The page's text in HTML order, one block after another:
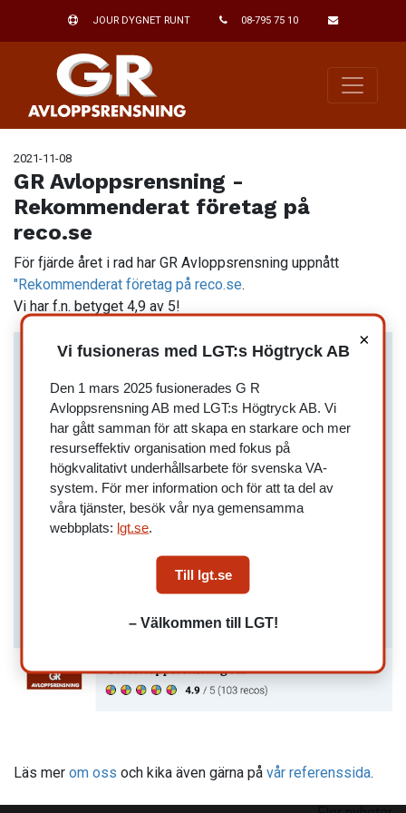
JOUR DYGNET RUNT 08-795 75 10
2021-11-08
GR Avloppsrensning -
Rekommenderat företag på
reco.se
För fjärde året i rad har GR Avloppsrensning uppnått
"Rekommenderat företag på reco.se.
Vi har f.n. betyget 4,9 av 5!
Läs mer om oss och kika även gärna på vår referenssida.
×
Vi fusioneras med LGT:s Högtryck AB
Den 1 mars 2025 fusionerades G R
Avloppsrensning AB med LGT:s Högtryck AB. Vi
har gått samman för att skapa en starkare och mer
resurseffektiv organisation med fokus på
högkvalitativt underhållsarbete för svenska VA-
system. För mer information och för att ta del av
våra tjänster, besök vår nya gemensamma
webbplats: lgt.se.
Till lgt.se
– Välkommen till LGT!